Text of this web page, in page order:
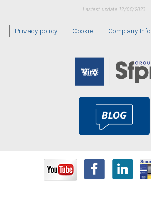
Lastest update 12/05/2023
Privacy policy Cookie Company Info